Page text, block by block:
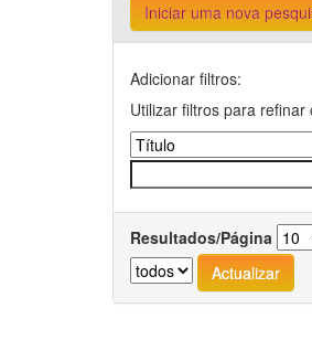
Iniciar uma nova
Adicionar filtros:
Utilizar filtros para
Resultados/Página